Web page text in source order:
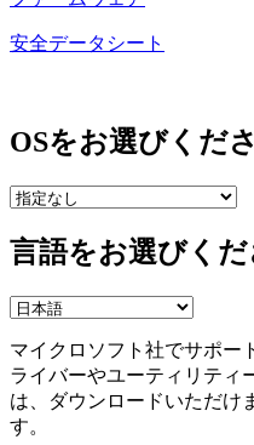
安全データシート
OSをお選びくだ
言語をお選びく
マイクロソフト社でサポー
ライバーやユーティリティ
は、ダウンロードいただけ
す。